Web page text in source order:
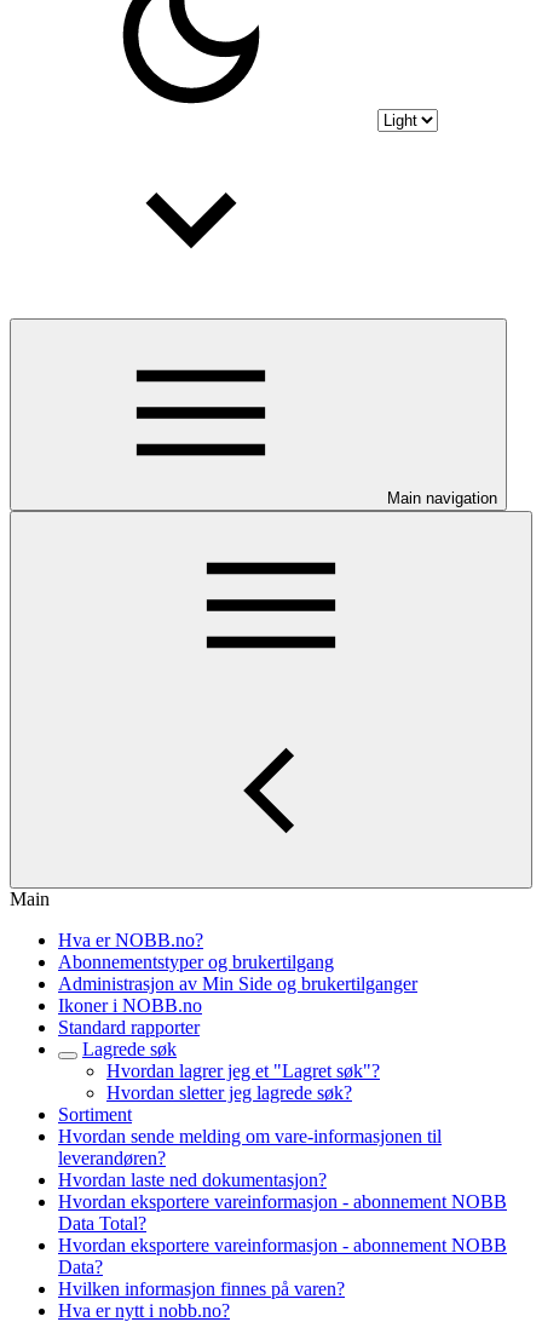
Main navigation
Main
Hva er NOBB.no?
Abonnementstyper og brukertilgang
Administrasjon av Min Side og brukertilganger
Ikoner i NOBB.no
Standard rapporter
Lagrede søk
Hvordan lagrer jeg et "Lagret søk"?
Hvordan sletter jeg lagrede søk?
Sortiment
Hvordan sende melding om vare-informasjonen til
leverandøren?
Hvordan laste ned dokumentasjon?
Hvordan eksportere vareinformasjon - abonnement NOBB
Data Total?
Hvordan eksportere vareinformasjon - abonnement NOBB
Data?
Hvilken informasjon finnes på varen?
Hva er nytt i nobb.no?